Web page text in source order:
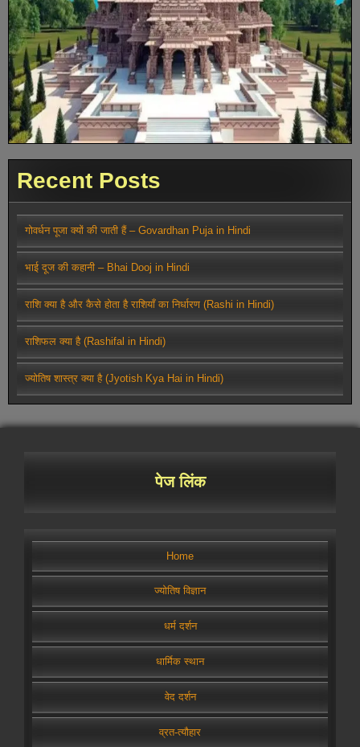
Recent Posts
गोवर्धन पूजा क्यों की जाती हैं – Govardhan Puja in Hindi
भाई दूज की कहानी – Bhai Dooj in Hindi
राशि क्या है और कैसे होता है राशियाँ का निर्धारण (Rashi in Hindi)
राशिफल क्या है (Rashifal in Hindi)
ज्योतिष शास्त्र क्या है (Jyotish Kya Hai in Hindi)
पेज लिंक
Home
ज्योतिष विज्ञान
धर्म दर्शन
धार्मिक स्थान
वेद दर्शन
व्रत-त्यौहार